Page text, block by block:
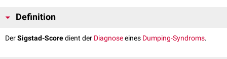
Definition
DerSigstad-Scoredient der Diagnoseeines Dumping-Syndroms.